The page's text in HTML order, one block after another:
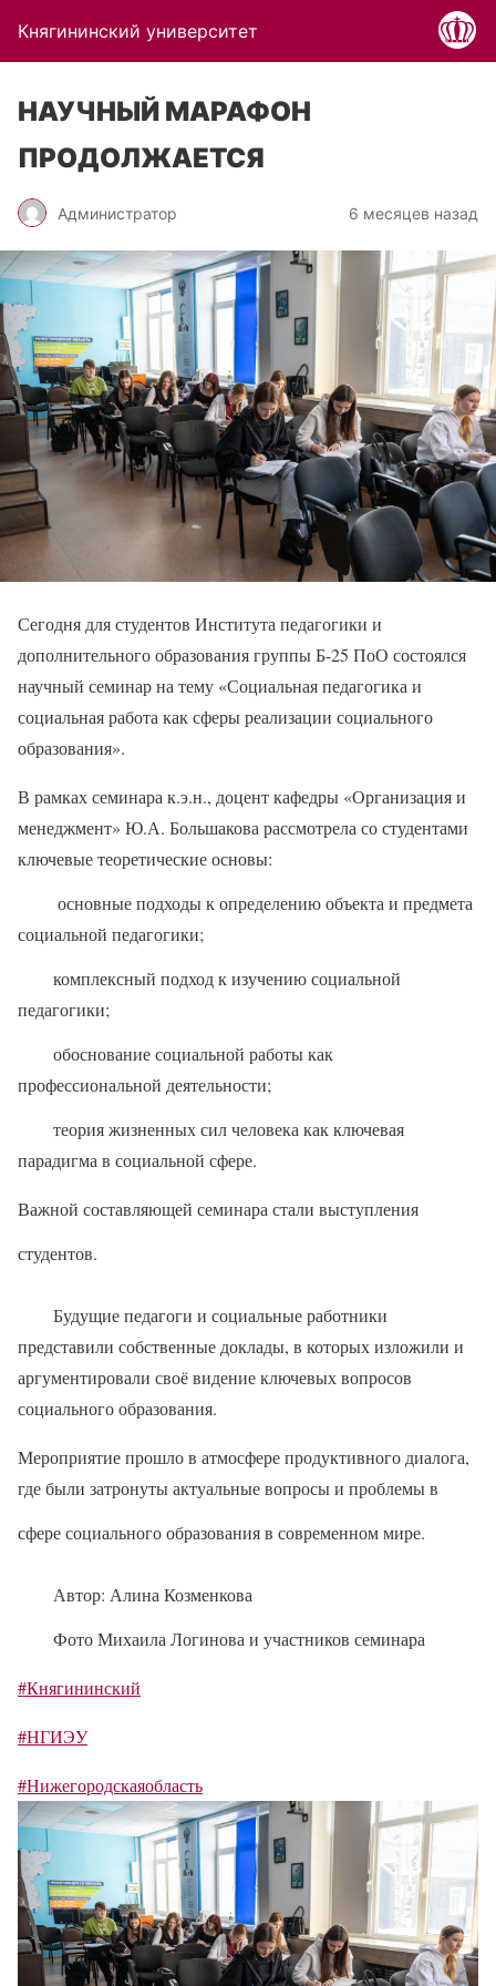
Княгининский университет
НАУЧНЫЙ МАРАФОН
ПРОДОЛЖАЕТСЯ
Администратор 6 месяцев назад
Сегодня для студентов Института педагогики и
дополнительного образования группы Б-25 ПоО состоялся
научный семинар на тему «Социальная педагогика и
социальная работа как сферы реализации социального
образования».
В рамках семинара к.э.н., доцент кафедры «Организация и
менеджмент» Ю.А. Большакова рассмотрела со студентами
ключевые теоретические основы:
основные подходы к определению объекта и предмета
социальной педагогики;
комплексный подход к изучению социальной
педагогики;
обоснование социальной работы как
профессиональной деятельности;
теория жизненных сил человека как ключевая
парадигма в социальной сфере.
Важной составляющей семинара стали выступления
студентов.
Будущие педагоги и социальные работники
представили собственные доклады, в которых изложили и
аргументировали своё видение ключевых вопросов
социального образования.
Мероприятие прошло в атмосфере продуктивного диалога,
где были затронуты актуальные вопросы и проблемы в
сфере социального образования в современном мире.
Автор: Алина Козменкова
Фото Михаила Логинова и участников семинара
#Княгининский
#НГИЭУ
#Нижегородскаяобласть